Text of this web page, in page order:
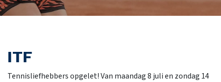
ITF
Tennisliefhebbers opgelet! Van maandag 8 juli en zondag 14